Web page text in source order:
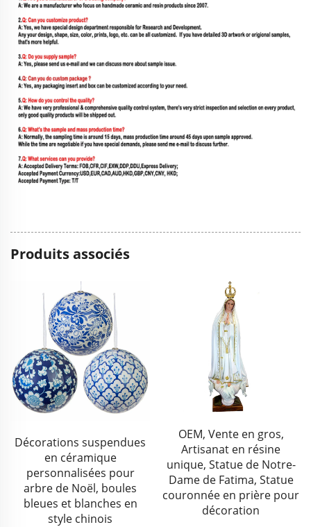
Produits associés
Décorations suspendues
en céramique
personnalisées pour
arbre de Noël, boules
bleues et blanches en
style chinois
OEM, Vente en gros,
Artisanat en résine
unique, Statue de Notre-
Dame de Fatima, Statue
couronnée en prière pour
décoration